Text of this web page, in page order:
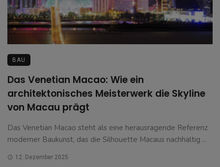
BAU
Das Venetian Macao: Wie ein
architektonisches Meisterwerk die Skyline
von Macau prägt
Das Venetian Macao steht als eine herausragende Referenz
moderner Baukunst, das die Silhouette Macaus nachhaltig ...
12. Dezember 2025